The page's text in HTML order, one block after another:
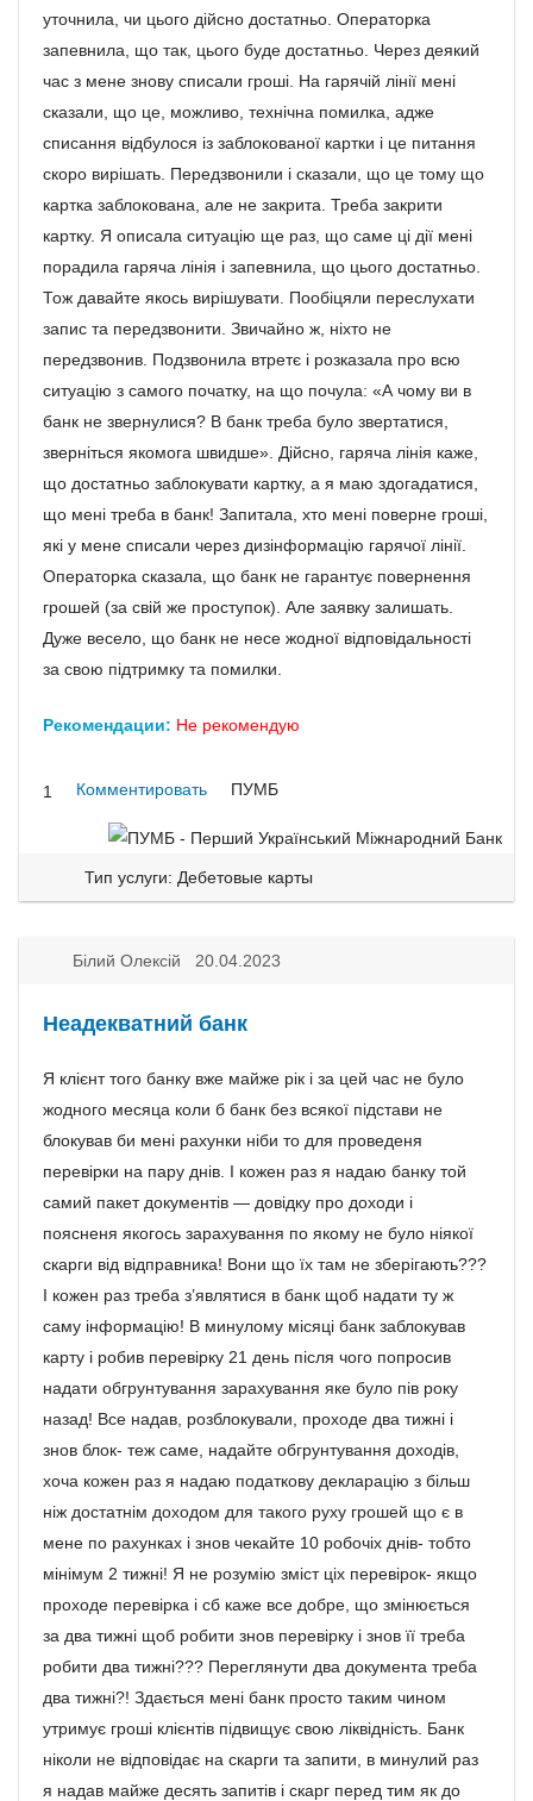
уточнила, чи цього дійсно достатньо. Операторка
запевнила, що так, цього буде достатньо. Через деякий
час з мене знову списали гроші. На гарячій лінії мені
сказали, що це, можливо, технічна помилка, адже
списання відбулося із заблокованої картки і це питання
скоро вирішать. Передзвонили і сказали, що це тому що
картка заблокована, але не закрита. Треба закрити
картку. Я описала ситуацію ще раз, що саме ці дії мені
порадила гаряча лінія і запевнила, що цього достатньо.
Тож давайте якось вирішувати. Пообіцяли переслухати
запис та передзвонити. Звичайно ж, ніхто не
передзвонив. Подзвонила втретє і розказала про всю
ситуацію з самого початку, на що почула: «А чому ви в
банк не звернулися? В банк треба було звертатися,
зверніться якомога швидше». Дійсно, гаряча лінія каже,
що достатньо заблокувати картку, а я маю здогадатися,
що мені треба в банк! Запитала, хто мені поверне гроші,
які у мене списали через дизінформацію гарячої лінії.
Операторка сказала, що банк не гарантує повернення
грошей (за свій же проступок). Але заявку залишать.
Дуже весело, що банк не несе жодної відповідальності
за свою підтримку та помилки.
Рекомендации: Не рекомендую
1 Комментировать ПУМБ
Тип услуги: Дебетовые карты
Білий Олексій 20.04.2023
Неадекватний банк
Я клієнт того банку вже майже рік і за цей час не було
жодного месяца коли б банк без всякої підстави не
блокував би мені рахунки ніби то для проведеня
перевірки на пару днів. І кожен раз я надаю банку той
самий пакет документів — довідку про доходи і
поясненя якогось зарахування по якому не було ніякої
скарги від відправника! Вони що їх там не зберігають???
І кожен раз треба з’являтися в банк щоб надати ту ж
саму інформацію! В минулому місяці банк заблокував
карту і робив перевірку 21 день після чого попросив
надати обгрунтування зарахування яке було пів року
назад! Все надав, розблокували, проходе два тижні і
знов блок- теж саме, надайте обгрунтування доходів,
хоча кожен раз я надаю податкову декларацію з більш
ніж достатнім доходом для такого руху грошей що є в
мене по рахунках і знов чекайте 10 робочіх днів- тобто
мінімум 2 тижні! Я не розумію зміст ціх перевірок- якщо
проходе перевірка і сб каже все добре, що змінюється
за два тижні щоб робити знов перевірку і знов її треба
робити два тижні??? Переглянути два документа треба
два тижні?! Здається мені банк просто таким чином
утримує гроші клієнтів підвищує свою ліквідність. Банк
ніколи не відповідає на скарги та запити, в минулий раз
я надав майже десять запитів і скарг перед тим як до